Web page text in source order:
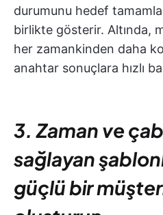
durumunu hedef
birlikte gösterir. Altında,
her zamankinden daha
anahtar sonuçlara hızlı
3. Zaman ve
sağlayan
güçlü bir